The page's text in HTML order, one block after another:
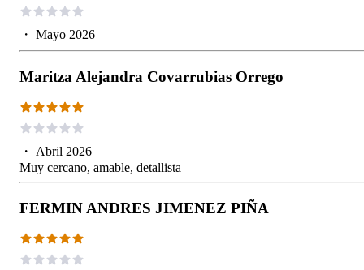
・ Mayo 2026
Maritza Alejandra Covarrubias Orrego
・ Abril 2026
Muy cercano, amable, detallista
FERMIN ANDRES JIMENEZ PIÑA